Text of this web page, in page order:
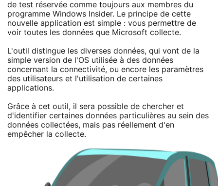
de test réservée comme toujours aux membres du
programme Windows Insider. Le principe de cette
nouvelle application est simple : vous permettre de
voir toutes les données que Microsoft collecte.
L'outil distingue les diverses données, qui vont de la
simple version de l'OS utilisée à des données
concernant la connectivité, ou encore les paramètres
des utilisateurs et l'utilisation de certaines
applications.
Grâce à cet outil, il sera possible de chercher et
d'identifier certaines données particulières au sein des
données collectées, mais pas réellement d'en
empêcher la collecte.